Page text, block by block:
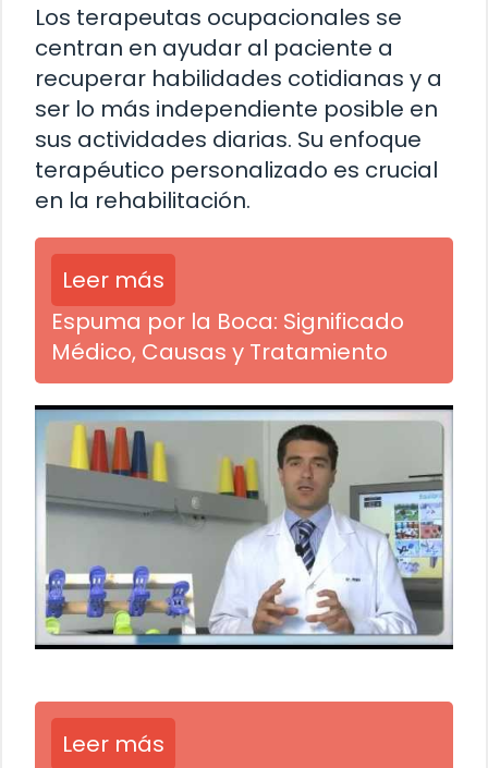
Los terapeutas ocupacionales se
centran en ayudar al paciente a
recuperar habilidades cotidianas y a
ser lo más independiente posible en
sus actividades diarias. Su enfoque
terapéutico personalizado es crucial
en la rehabilitación.
Leer más
Espuma por la Boca: Significado
Médico, Causas y Tratamiento
Leer más